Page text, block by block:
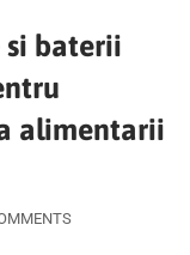
si baterii
alimentarii